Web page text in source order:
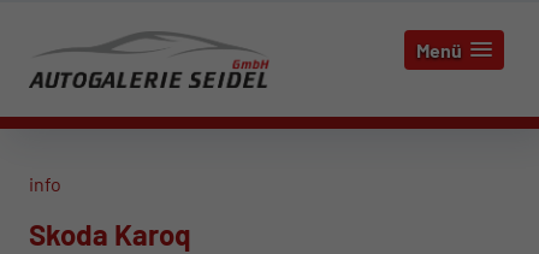
Menü
info
Skoda Karoq